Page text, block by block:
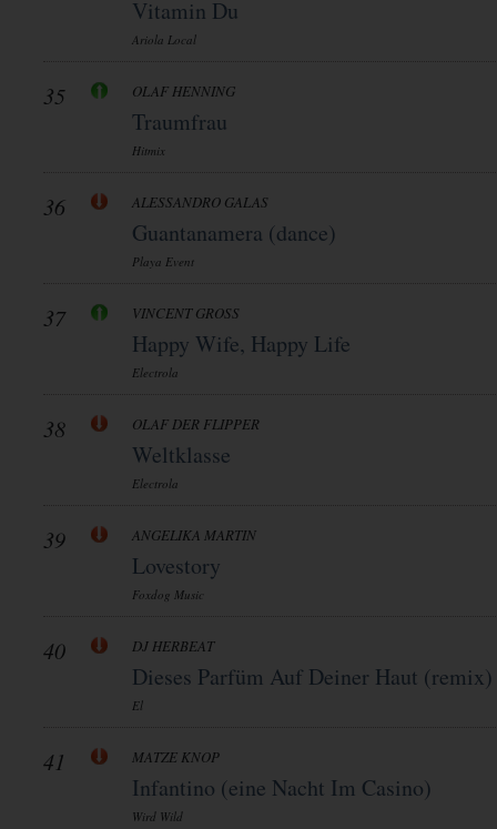
Vitamin Du
Ariola Local
35 OLAF HENNING
Traumfrau
Hitmix
36 ALESSANDRO GALAS
Guantanamera (dance)
Playa Event
37 VINCENT GROSS
Happy Wife, Happy Life
Electrola
38 OLAF DER FLIPPER
Weltklasse
Electrola
39 ANGELIKA MARTIN
Lovestory
Foxdog Music
40 DJ HERBEAT
Dieses Parfüm Auf Deiner Haut (remix)
El
41 MATZE KNOP
Infantino (eine Nacht Im Casino)
Wird Wild